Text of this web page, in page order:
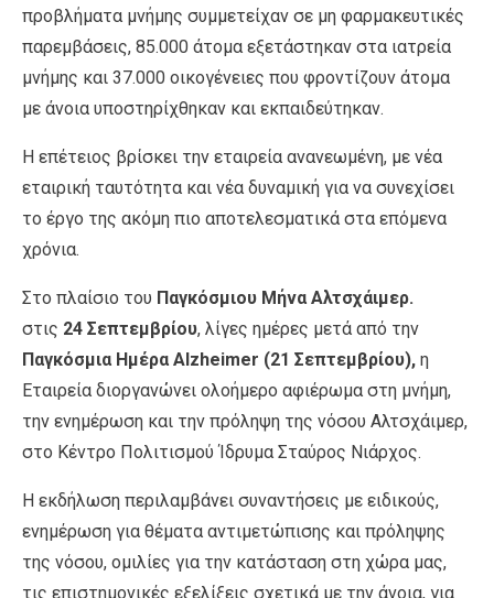
προβλήματα μνήμης συμμετείχαν σε μη φαρμακευτικές
παρεμβάσεις, 85.000 άτομα εξετάστηκαν στα ιατρεία
μνήμης και 37.000 οικογένειες που φροντίζουν άτομα
με άνοια υποστηρίχθηκαν και εκπαιδεύτηκαν.
Η επέτειος βρίσκει την εταιρεία ανανεωμένη, με νέα
εταιρική ταυτότητα και νέα δυναμική για να συνεχίσει
το έργο της ακόμη πιο αποτελεσματικά στα επόμενα
χρόνια.
Στο πλαίσιο του Παγκόσμιου Μήνα Αλτσχάιμερ.
στις 24 Σεπτεμβρίου, λίγες ημέρες μετά από την
Παγκόσμια Ημέρα Alzheimer (21 Σεπτεμβρίου), η
Εταιρεία διοργανώνει ολοήμερο αφιέρωμα στη μνήμη,
την ενημέρωση και την πρόληψη της νόσου Aλτσχάιμερ,
στο Κέντρο Πολιτισμού Ίδρυμα Σταύρος Νιάρχος.
Η εκδήλωση περιλαμβάνει συναντήσεις με ειδικούς,
ενημέρωση για θέματα αντιμετώπισης και πρόληψης
της νόσου, ομιλίες για την κατάσταση στη χώρα μας,
τις επιστημονικές εξελίξεις σχετικά με την άνοια, για